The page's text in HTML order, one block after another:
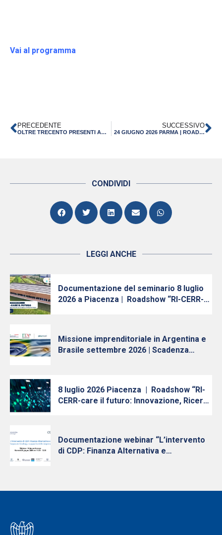
Vai al programma
PRECEDENTE
OLTRE TRECENTO PRESENTI ALL’INCONTRO “EMILIA-ROMAGNA MOTORE D’INNOVAZIONE” A MIRANDOLA NELL’ANNIVERSARIO DEL SISMA
SUCCESSIVO
24 GIUGNO 2026 PARMA | ROADSHOW “RI-CERR-CARE IL FUTURO: INNOVAZIONE, RICERCA E TRASFERIMENTO TECNOLOGICO IN EMILIA-ROMAGNA
CONDIVIDI
LEGGI ANCHE
Documentazione del seminario 8 luglio
2026 a Piacenza | Roadshow “RI-CERR-
Missione imprenditoriale in Argentina e
Brasile settembre 2026 | Scadenza
8 luglio 2026 Piacenza | Roadshow “RI-
CERR-care il futuro: Innovazione, Ricerca
Documentazione webinar “L’intervento
di CDP: Finanza Alternativa e